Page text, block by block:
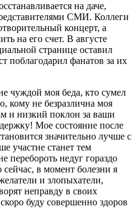
на даче,
СМИ. Коллеги
концерт, а
на его счет. В августе
странице оставил
поблагодарил фанатов за их
чуждой моя беда, кто сумел
кому не безразлична моя
и низкий поклон за ваши
Мое состояние после
значительно лучше с
участие станет тем
перебороть недуг гораздо
в момент болезни я
и злопыхатели,
неправду в своих
буду совершенно здоров